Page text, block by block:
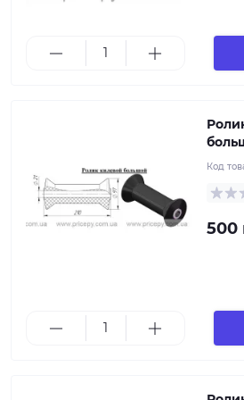
Диаметр втулки: 21 мм Длина
ролика: 97 мм
Код
500
Диаметр втулки: 20 мм Длина
ролика: 76 мм